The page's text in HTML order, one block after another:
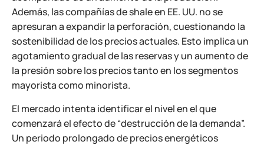
Además, las compañías de shale en EE. UU. no se
apresuran a expandir la perforación, cuestionando la
sostenibilidad de los precios actuales. Esto implica un
agotamiento gradual de las reservas y un aumento de
la presión sobre los precios tanto en los segmentos
mayorista como minorista.
El mercado intenta identificar el nivel en el que
comenzará el efecto de “destrucción de la demanda”.
Un periodo prolongado de precios energéticos